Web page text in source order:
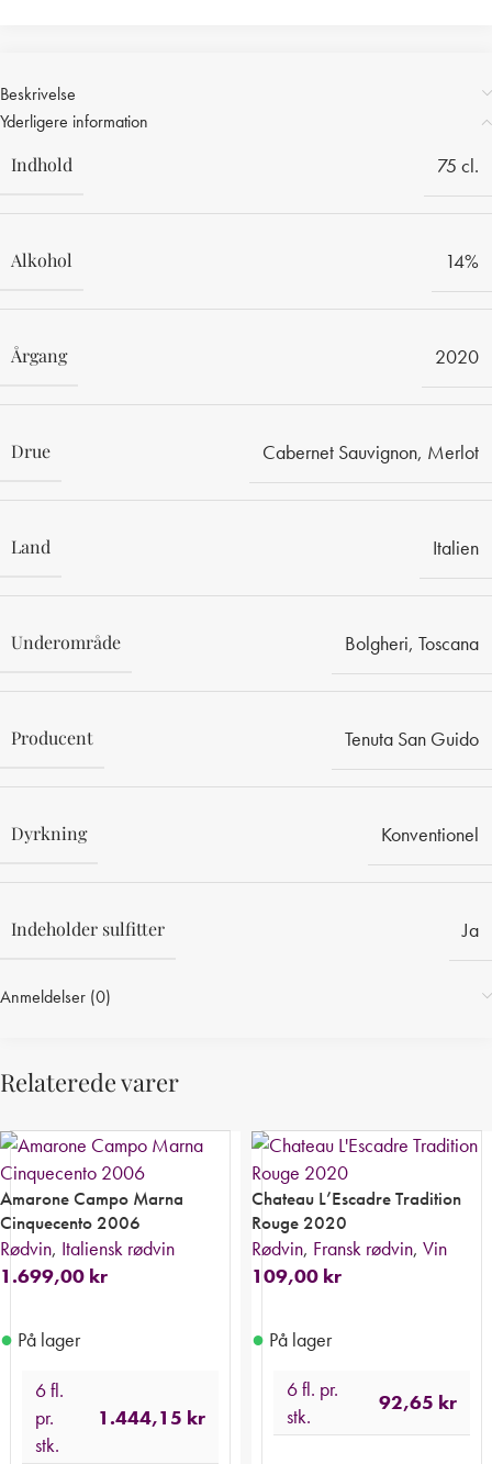
Beskrivelse
Yderligere information
Indhold
75 cl.
Alkohol 14%
Årgang 2020
Drue Cabernet Sauvignon, Merlot
Land Italien
Underområde Bolgheri, Toscana
Producent Tenuta San Guido
Dyrkning Konventionel
Indeholder sulfitter Ja
Anmeldelser (0)
Relaterede varer
Amarone Campo Marna
Cinquecento 2006
Rødvin, Italiensk rødvin
1.699,00 kr
● På lager
6 fl.
pr.
stk.
1.444,15 kr
Chateau L’Escadre Tradition
Rouge 2020
Rødvin, Fransk rødvin, Vin
109,00 kr
● På lager
6 fl. pr.
stk.
92,65 kr